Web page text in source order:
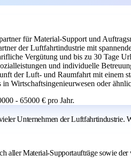
für Material-Support und
der Luftfahrtindustrie mit
Vergütung und bis zu 30 Tage
und individuelle
der Luft- und Raumfahrt mit einem
Wirtschaftsingenieurwesen oder
- 65000 € pro Jahr.
Unternehmen der
aller Material-Supportaufträge sowie